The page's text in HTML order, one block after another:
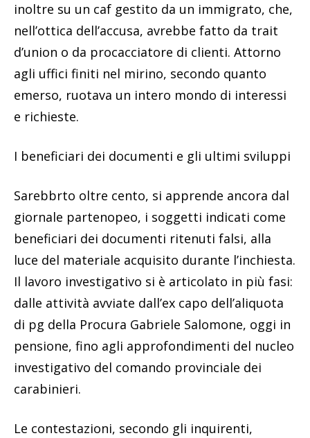
inoltre su un caf gestito da un immigrato, che,
nell’ottica dell’accusa, avrebbe fatto da trait
d’union o da procacciatore di clienti. Attorno
agli uffici finiti nel mirino, secondo quanto
emerso, ruotava un intero mondo di interessi
e richieste.
I beneficiari dei documenti e gli ultimi sviluppi
Sarebbrto oltre cento, si apprende ancora dal
giornale partenopeo, i soggetti indicati come
beneficiari dei documenti ritenuti falsi, alla
luce del materiale acquisito durante l’inchiesta.
Il lavoro investigativo si è articolato in più fasi:
dalle attività avviate dall’ex capo dell’aliquota
di pg della Procura Gabriele Salomone, oggi in
pensione, fino agli approfondimenti del nucleo
investigativo del comando provinciale dei
carabinieri.
Le contestazioni, secondo gli inquirenti,